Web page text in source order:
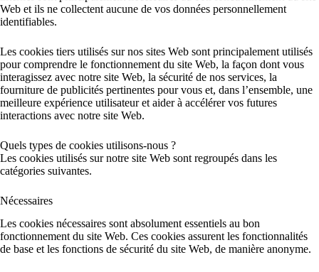
Web et ils ne collectent aucune de vos données personnellement
identifiables.
Les cookies tiers utilisés sur nos sites Web sont principalement utilisés
pour comprendre le fonctionnement du site Web, la façon dont vous
interagissez avec notre site Web, la sécurité de nos services, la
fourniture de publicités pertinentes pour vous et, dans l’ensemble, une
meilleure expérience utilisateur et aider à accélérer vos futures
interactions avec notre site Web.
Quels types de cookies utilisons-nous ?
Les cookies utilisés sur notre site Web sont regroupés dans les
catégories suivantes.
Nécessaires
Les cookies nécessaires sont absolument essentiels au bon
fonctionnement du site Web. Ces cookies assurent les fonctionnalités
de base et les fonctions de sécurité du site Web, de manière anonyme.